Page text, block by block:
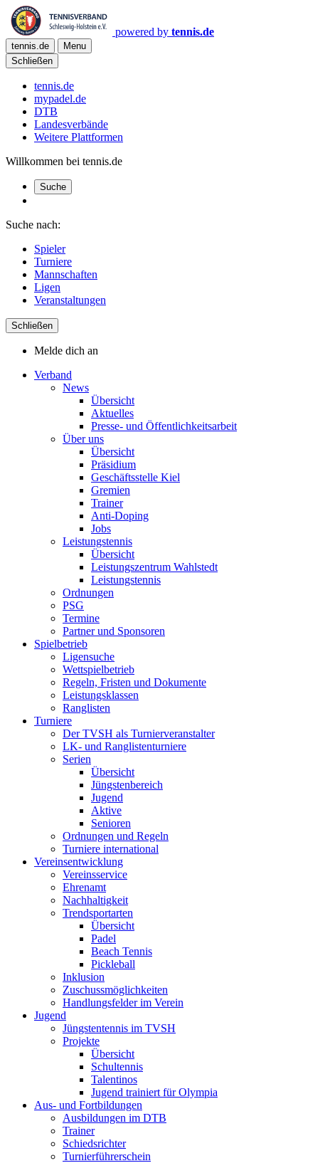
powered by tennis.de
tennis.de
Menu
Schließen
tennis.de
mypadel.de
DTB
Landesverbände
Weitere Plattformen
Willkommen bei tennis.de
Suche
Suche nach:
Spieler
Turniere
Mannschaften
Ligen
Veranstaltungen
Schließen
Melde dich an
Verband
News
Übersicht
Aktuelles
Presse- und Öffentlichkeitsarbeit
Über uns
Übersicht
Präsidium
Geschäftsstelle Kiel
Gremien
Trainer
Anti-Doping
Jobs
Leistungstennis
Übersicht
Leistungszentrum Wahlstedt
Leistungstennis
Ordnungen
PSG
Termine
Partner und Sponsoren
Spielbetrieb
Ligensuche
Wettspielbetrieb
Regeln, Fristen und Dokumente
Leistungsklassen
Ranglisten
Turniere
Der TVSH als Turnierveranstalter
LK- und Ranglistenturniere
Serien
Übersicht
Jüngstenbereich
Jugend
Aktive
Senioren
Ordnungen und Regeln
Turniere international
Vereinsentwicklung
Vereinsservice
Ehrenamt
Nachhaltigkeit
Trendsportarten
Übersicht
Padel
Beach Tennis
Pickleball
Inklusion
Zuschussmöglichkeiten
Handlungsfelder im Verein
Jugend
Jüngstentennis im TVSH
Projekte
Übersicht
Schultennis
Talentinos
Jugend trainiert für Olympia
Aus- und Fortbildungen
Ausbildungen im DTB
Trainer
Schiedsrichter
Turnierführerschein